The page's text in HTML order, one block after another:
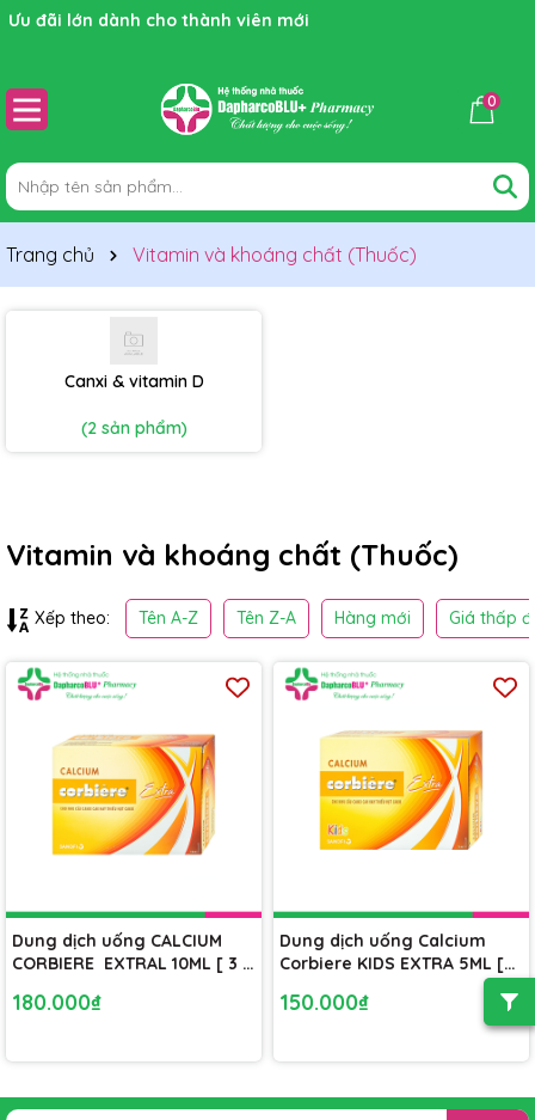
Ưu đãi lớn dành cho thành viên mới
0
Trang chủ Vitamin và khoáng chất (Thuốc)
Canxi & vitamin D
(2 sản phẩm)
Vitamin và khoáng chất (Thuốc)
Xếp theo: Tên A-Z Tên Z-A Hàng mới Giá thấp
Dung dịch uống CALCIUM
CORBIERE EXTRAL 10ML [ 3 vỉ
canxi cho người có nhu cầu
180.000₫
Dung dịch uống Calcium
Corbiere KIDS EXTRA 5ML [
sung canxi cho trẻ em và
người lớn thiếu hụt canxi
150.000₫